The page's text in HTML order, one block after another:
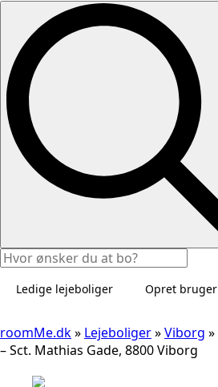
Ledige lejeboliger Opret bruger
roomMe.dk» Lejeboliger»Viborg »
– Sct. Mathias Gade, 8800 Viborg